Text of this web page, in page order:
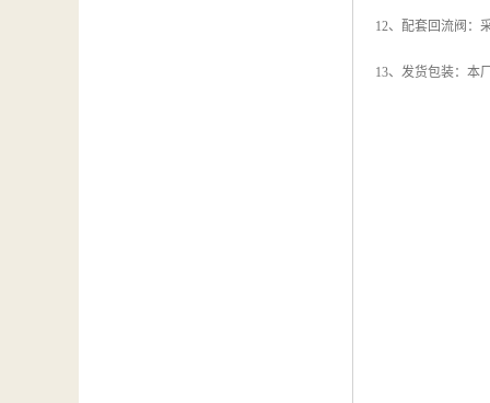
12、配套回流阀：
13、发货包装：本